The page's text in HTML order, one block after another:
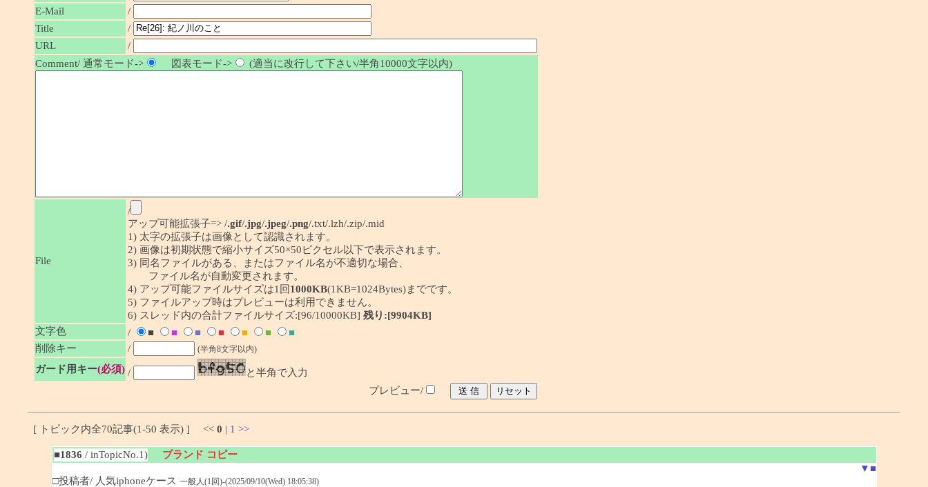
E-Mail
/
Title
/
URL
/
Comment/ 通常モード->
図表モード-> (適当に改行して下さい/半角10000文字以内)
File
/
アップ可能拡張子=> /.gif/.jpg/.jpeg/.png/.txt/.lzh/.zip/.mid
1) 太字の拡張子は画像として認識されます。
2) 画像は初期状態で縮小サイズ50×50ピクセル以下で表示されます。
3) 同名ファイルがある、またはファイル名が不適切な場合、
ファイル名が自動変更されます。
4) アップ可能ファイルサイズは1回 1000KB(1KB=1024Bytes)までです。
5) ファイルアップ時はプレビューは利用できません。
6) スレッド内の合計ファイルサイズ:[96/10000KB] 残り:[9904KB]
文字色
/ ■ ■ ■ ■ ■ ■
■
削除キー
/ (半角8文字以内)
ガード用キー(必須) /
と半角で入力
プレビュー/
[ トピック内全70記事(1-50 表示) ] << 0 | 1 >>
■1836 / inTopicNo.1)
ブランド コピー
▼ ■
□投稿者/ 人気iphoneケース 一般人(1回)-(2025/09/10(Wed) 18:05:38)